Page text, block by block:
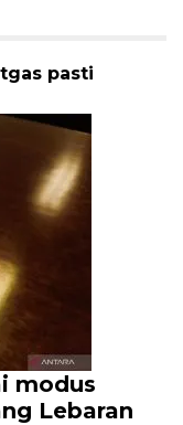
pasti
modus
Lebaran